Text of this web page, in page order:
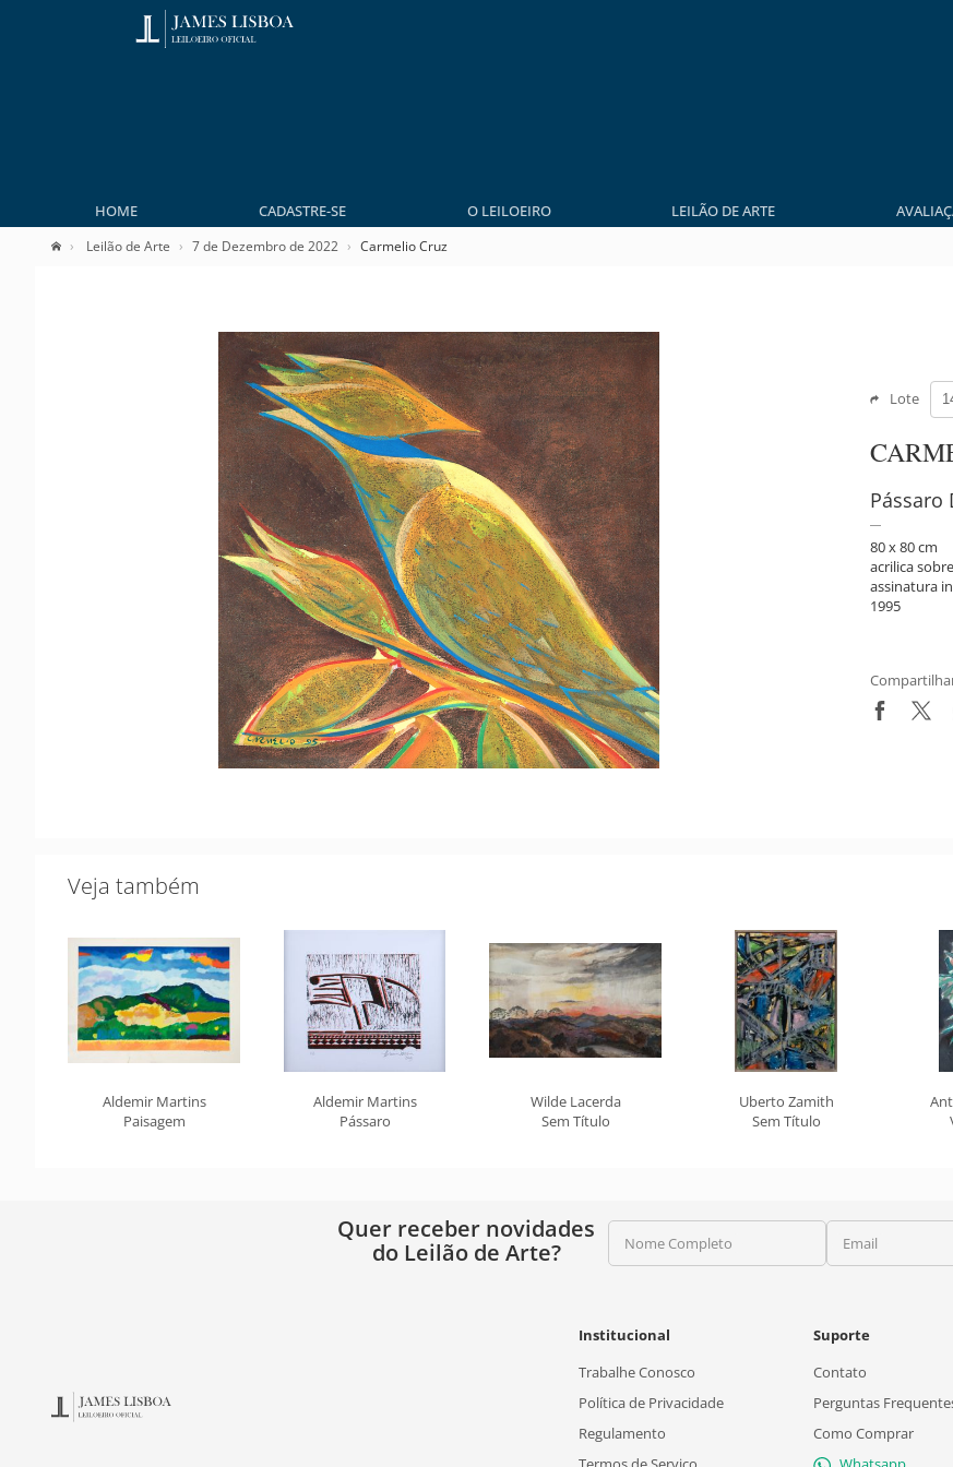
HOME CADASTRE-SE O LEILOEIRO LEILÃO DE ARTE
Leilão de Arte 7 de Dezembro de 2022 Carmelio Cruz
Lote
Pássaro
80 x 80 cm
acrilica
assinatura
1995
Veja também
Aldemir Martins
Paisagem
Aldemir Martins
Pássaro
Wilde Lacerda
Sem Título
Uberto Zamith
Sem Título
Quer receber novidades
do Leilão de Arte?
Nome Completo Email
Institucional
Trabalhe Conosco
Política de Privacidade
Regulamento
Suporte
Contato
Perguntas
Como Comprar